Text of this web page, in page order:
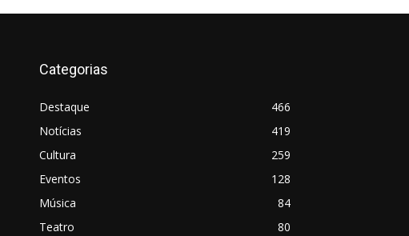
Categorias
Destaque
466
Notícias
419
Cultura
259
Eventos
128
Música
84
Teatro
80